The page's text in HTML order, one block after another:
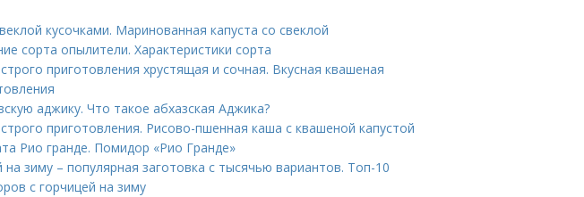
кусочками. Маринованная капуста со свеклой
сорта опылители. Характеристики сорта
приготовления хрустящая и сочная. Вкусная квашеная
аджику. Что такое абхазская Аджика?
приготовления. Рисово-пшенная каша с квашеной капустой
Рио гранде. Помидор «Рио Гранде»
зиму – популярная заготовка с тысячью вариантов. Топ-10
с горчицей на зиму